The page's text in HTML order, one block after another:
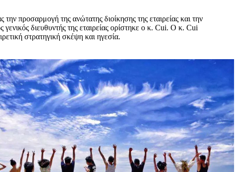
προσαρμογή της ανώτατης διοίκησης της εταιρείας και την
διευθυντής της εταιρείας ορίστηκε ο κ. Cui. Ο κ. Cui
στρατηγική σκέψη και ηγεσία.